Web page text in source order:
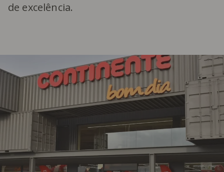
de excelência.